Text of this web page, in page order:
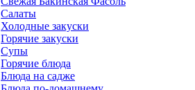
Салаты
Холодные закуски
Горячие закуски
Супы
Горячие блюда
Блюда на садже